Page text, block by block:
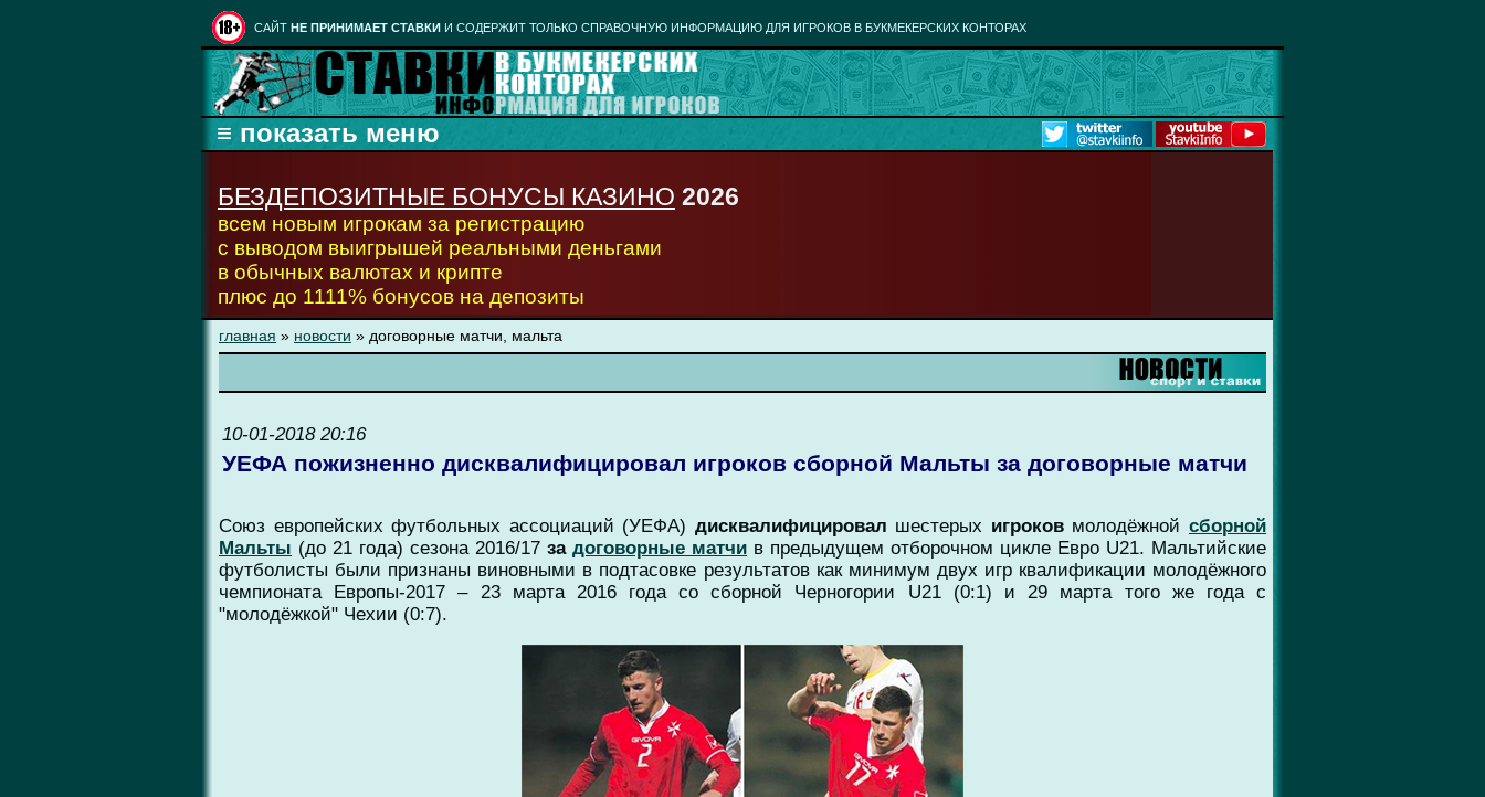
CАЙТ НЕ ПРИНИМАЕТ СТАВКИ И СОДЕРЖИТ ТОЛЬКО СПРАВОЧНУЮ ИНФОРМАЦИЮ ДЛЯ ИГРОКОВ В БУКМЕКЕРСКИХ КОНТОРАХ
БЕЗДЕПОЗИТНЫЕ БОНУСЫ КАЗИНО 2026
всем новым игрокам за регистрацию
с выводом выигрышей реальными деньгами
в обычных валютах и крипте
плюс до 1111% бонусов на депозиты
главная » новости » договорные матчи, мальта
10-01-2018 20:16
УЕФА пожизненно дисквалифицировал игроков сборной Мальты за договорные матчи
Союз европейских футбольных ассоциаций (УЕФА) дисквалифицировал шестерых игроковмолодёжнойсборной
Мальты (до 21 года) сезона 2016/17 за договорные матчи в предыдущем отборочном цикле Евро U21. Мальтийские
футболисты были признаны виновными в подтасовке результатов как минимум двух игр квалификации молодёжного
чемпионата Европы-2017 – 23 марта 2016 года со сборной Черногории U21 (0:1) и 29 марта того же года с
"молодёжкой" Чехии (0:7).